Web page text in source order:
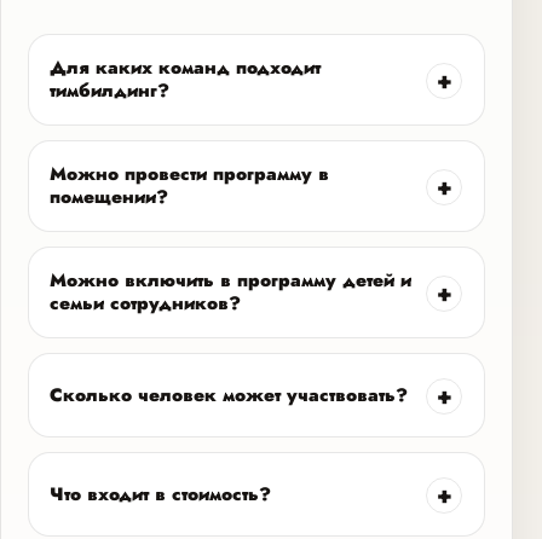
Для каких команд подходит
тимбилдинг?
Можно провести программу в
помещении?
Можно включить в программу детей и
семьи сотрудников?
Сколько человек может участвовать?
Что входит в стоимость?